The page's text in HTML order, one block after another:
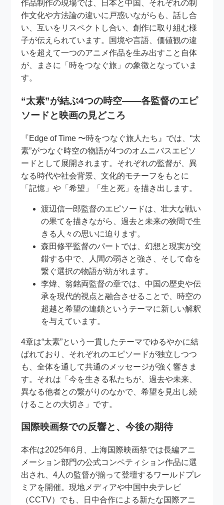
作品制作の現場では、日本と中国、それぞれの制
作文化や方法論の違いに戸惑いながらも、話し合
い、互いをリスペクトし合い、創作に取り組む様
子が伝えられています。国境や言語、価値観の違
いを超えて一つのアニメ作品を生み出すこと自体
が、まさに「時をつなぐ旅」の象徴となっていま
す。
“太素”が結ぶ4つの時空――各監督のエピ
ソードと映画の見どころ
『Edge of Time 〜時をつなぐ旅人たち』では、“太
素”がつなぐ時空の物語が4つのオムニバスエピソ
ードとして展開されます。それぞれの監督が、異
なる時代や社会背景、文化的モチーフをもとに
「記憶」や「希望」「生と死」を描き出します。
渡辺信一郎監督のエピソードは、壮大な戦い
の果てを描きながら、過去と未来の狭間で生
きる人々の思いに迫ります。
森田修平監督のパートでは、幻想と現実が交
錯する中で、人間の弱さと強さ、そして命を
繋ぐ選択の物語が紡がれます。
李煒、翁銘両監督の章では、中国の歴史や伝
承を現代的視点と融合させることで、時空の
超越と希望の連鎖というテーマに新しい解釈
を与えています。
4章は“太素”という一貫したテーマでゆるやかに結
ばれており、それぞれのエピソードが独立しつつ
も、全体を通して共通のメッセージが強く響きま
す。それは「今を生きる私たちが、過去や未来、
異なる他者との繋がりのなかで、希望を見出し続
けることの大切さ」です。
国際映画祭での反響と、今後の期待
本作は2025年6月、上海国際映画祭では長編アニ
メーション部門の公式コンペティション作品に選
出され、4人の監督が揃って登壇するワールドプレ
ミアを開催。現地メディアや中国中央テレビ
（CCTV）でも、日中合作による新たな国際アニ